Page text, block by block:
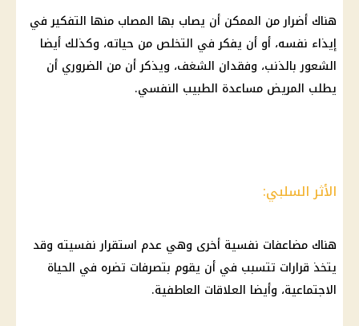
هناك أضرار من الممكن أن يصاب بها المصاب منها التفكير في
إيذاء نفسه، أو أن يفكر في التخلص من حياته، وكذلك أيضا
الشعور بالذنب، وفقدان الشغف، ويذكر أن من الضروري أن
يطلب المريض مساعدة الطبيب النفسي.
الأثر السلبي:
هناك مضاعفات نفسية أخرى وهي عدم استقرار نفسيته وقد
يتخذ قرارات تتسبب في أن يقوم بتصرفات تضره في الحياة
الاجتماعية، وأيضا العلاقات العاطفية.